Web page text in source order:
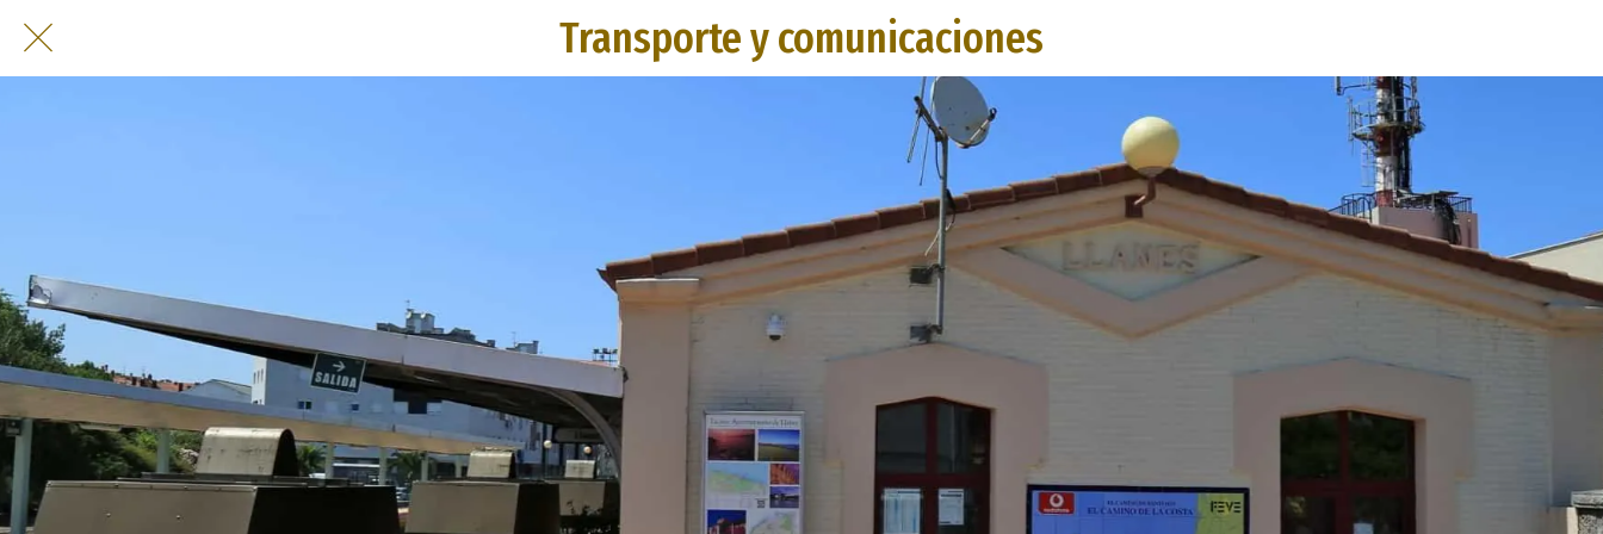
Transporte y comunicaciones